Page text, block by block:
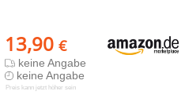
13,90 €
keine Angabe
keine Angabe
Preis kann jetzt höher sein